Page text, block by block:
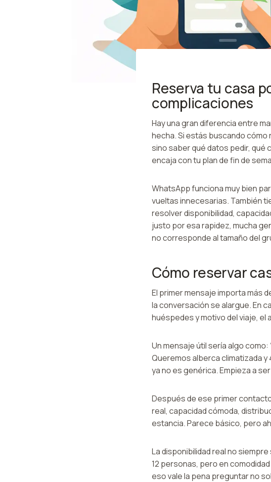
Reserva tu casa
complicaciones
Hay una gran diferencia entre
hecha. Si estás buscando
sino saber qué datos pedir,
encaja con tu plan de fin de
WhatsApp funciona muy bien
vueltas innecesarias. También
resolver disponibilidad,
justo por esa rapidez, mucha
no corresponde al tamaño del
Cómo reservar
El primer mensaje importa más
la conversación se alargue. En
huéspedes y motivo del viaje,
Un mensaje útil sería algo
Queremos alberca climatizada y
ya no es genérica. Empieza a
Después de ese primer
real, capacidad cómoda,
estancia. Parece básico, pero
La disponibilidad real no
12 personas, pero en
eso vale la pena preguntar no